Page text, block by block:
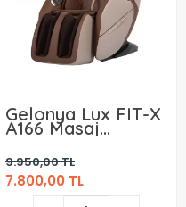
Gelonya Lux FIT-X
A166 Masaj
Koltuğu Kiralama
(Aylık)
9.950,00 TL
7.800,00 TL